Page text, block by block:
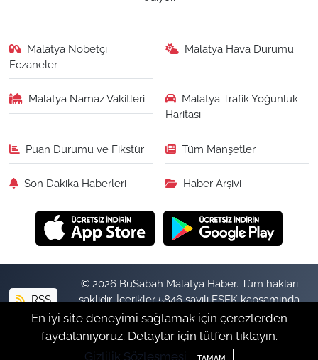
Malatya Nöbetçi
Eczaneler
Malatya Hava Durumu
Malatya Namaz Vakitleri
Malatya Trafik Yoğunluk
Haritası
Puan Durumu ve Fikstür Tüm Manşetler
Son Dakika Haberleri Haber Arşivi
RSS
© 2026 BuSabah Malatya Haber. Tüm hakları
saklıdır. İçerikler 5846 sayılı FSEK kapsamında
izinsiz kopyalanamaz.
Haber Yazılımı:TE Bilişim
En iyi site deneyimi sağlamak için çerezlerden
faydalanıyoruz. Detaylar için lütfen tıklayın.
Gizlilik Sözleşmesi